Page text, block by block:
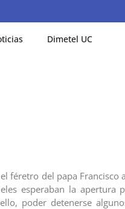
Dimetel UC
féretro del papa Francisco
esperaban la apertura
poder detenerse